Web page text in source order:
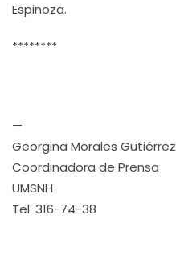
Espinoza.
********
—
Georgina Morales Gutiérrez
Coordinadora de Prensa
UMSNH
Tel. 316-74-38